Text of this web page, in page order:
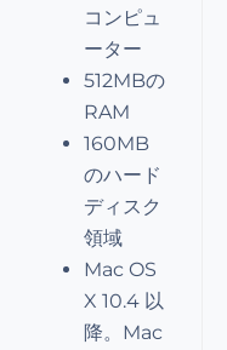
コンピュ
ーター
512MBの
RAM
160MB
のハード
ディスク
領域
Mac OS
X 10.4 以
降。Mac